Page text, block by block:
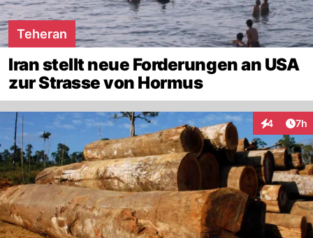
Teheran
Iran stellt neue Forderungen an USA
zur Strasse von Hormus
4 7h